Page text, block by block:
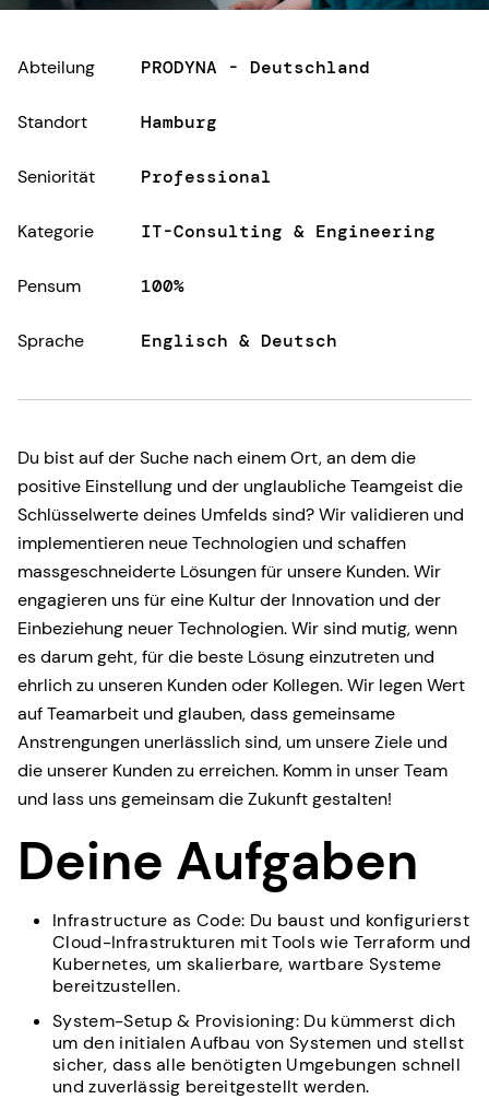
Abteilung PRODYNA - Deutschland
Standort Hamburg
Seniorität Professional
Kategorie IT-Consulting & Engineering
Pensum 100%
Sprache Englisch & Deutsch
Du bist auf der Suche nach einem Ort, an dem die
positive Einstellung und der unglaubliche Teamgeist die
Schlüsselwerte deines Umfelds sind? Wir validieren und
implementieren neue Technologien und schaffen
massgeschneiderte Lösungen für unsere Kunden. Wir
engagieren uns für eine Kultur der Innovation und der
Einbeziehung neuer Technologien. Wir sind mutig, wenn
es darum geht, für die beste Lösung einzutreten und
ehrlich zu unseren Kunden oder Kollegen. Wir legen Wert
auf Teamarbeit und glauben, dass gemeinsame
Anstrengungen unerlässlich sind, um unsere Ziele und
die unserer Kunden zu erreichen. Komm in unser Team
und lass uns gemeinsam die Zukunft gestalten!
Deine Aufgaben
Infrastructure as Code: Du baust und konfigurierst
Cloud-Infrastrukturen mit Tools wie Terraform und
Kubernetes, um skalierbare, wartbare Systeme
bereitzustellen.
System-Setup & Provisioning: Du kümmerst dich
um den initialen Aufbau von Systemen und stellst
sicher, dass alle benötigten Umgebungen schnell
und zuverlässig bereitgestellt werden.